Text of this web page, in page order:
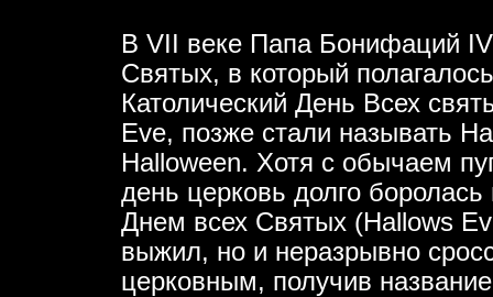
В VII веке Папа Бонифаций
Святых, в который
Католический День Всех
Eve, позже стали называть
Halloween. Хотя с обычаем
день церковь долго
Днем всех Святых (Hallows
выжил, но и неразрывно
церковным, получив